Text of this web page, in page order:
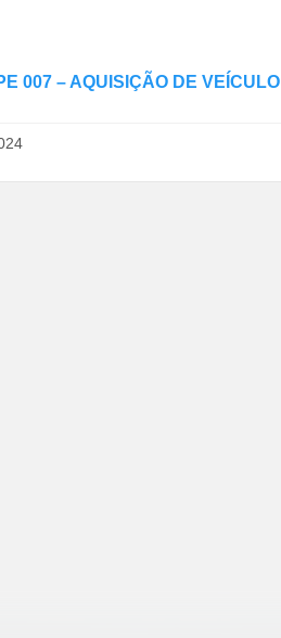
007 – AQUISIÇÃO DE VEÍCULO